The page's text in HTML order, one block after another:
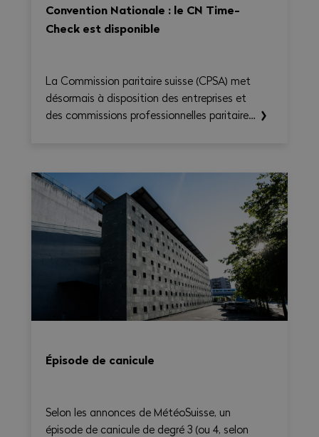
Convention Nationale : le CN Time-
Check est disponible
La Commission paritaire suisse (CPSA) met
désormais à disposition des entreprises et
des commissions professionnelles paritaires
le temps de travail, les heures
supplémentaires, le temps de déplacement
et les éventuels suppléments sur une base
hebdomadaire, tout en générant une
synthèse claire et exportable en PDF.
Épisode de canicule
Selon les annonces de MétéoSuisse, un
épisode de canicule de degré 3 (ou 4, selon